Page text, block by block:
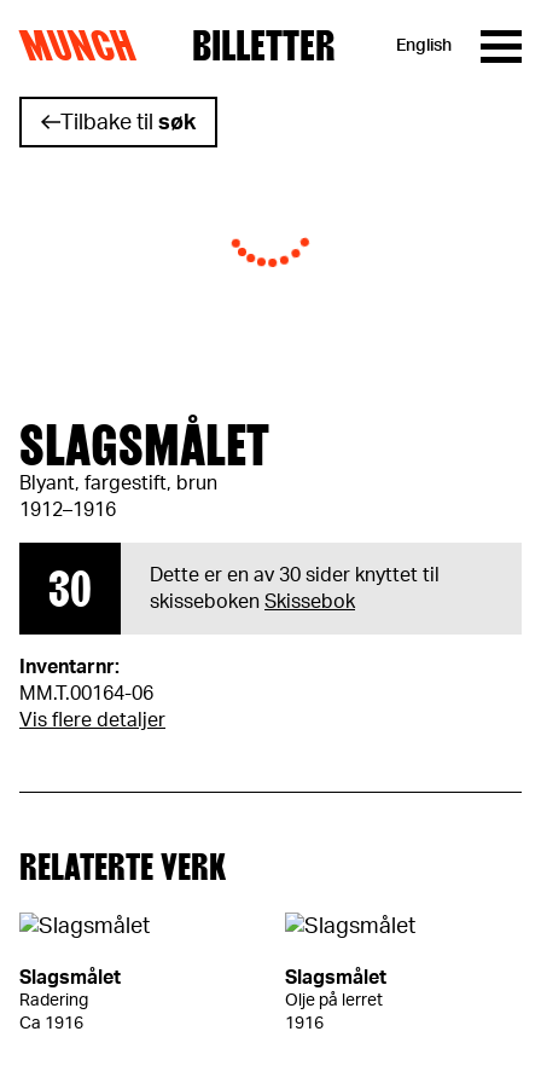
Hopp til innhold
MUNCH BILLETTER English
Tilbake til søk
SLAGSMÅLET
Blyant, fargestift, brun
1912–1916
30
Dette er en av 30 sider knyttet til
skisseboken Skissebok
Inventarnr:
MM.T.00164-06
Vis flere detaljer
RELATERTE VERK
Slagsmålet
Radering
Ca 1916
Slagsmålet
Olje på lerret
1916